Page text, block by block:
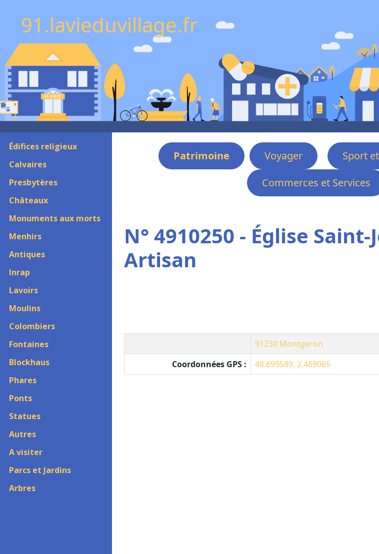
91.lavieduvillage.fr
Édifices religieux
Calvaires
Presbytères
Châteaux
Monuments aux morts
Menhirs
Antiques
Inrap
Lavoirs
Moulins
Colombiers
Fontaines
Blockhaus
Phares
Ponts
Statues
Autres
A visiter
Parcs et Jardins
Arbres
Patrimoine Voyager Sport
Commerces et Services
N° 4910250 - Église Saint-
Artisan
91230 Montgeron
Coordonnées GPS :
48.699589, 2.469065